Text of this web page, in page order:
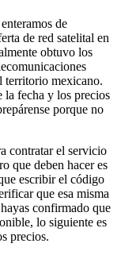
de
de red satelital en
obtuvo los
territorio mexicano.
la fecha y los precios
porque no
contratar el servicio
que deben hacer es
escribir el código
que esa misma
confirmado que
lo siguiente es
precios.